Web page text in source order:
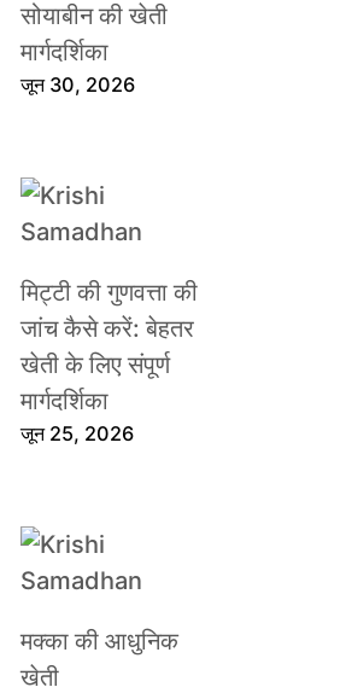
सोयाबीन की खेती
मार्गदर्शिका
जून 30, 2026
मिट्टी की गुणवत्ता की
जांच कैसे करें: बेहतर
खेती के लिए संपूर्ण
मार्गदर्शिका
जून 25, 2026
मक्का की आधुनिक
खेती